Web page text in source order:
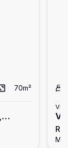
70m²